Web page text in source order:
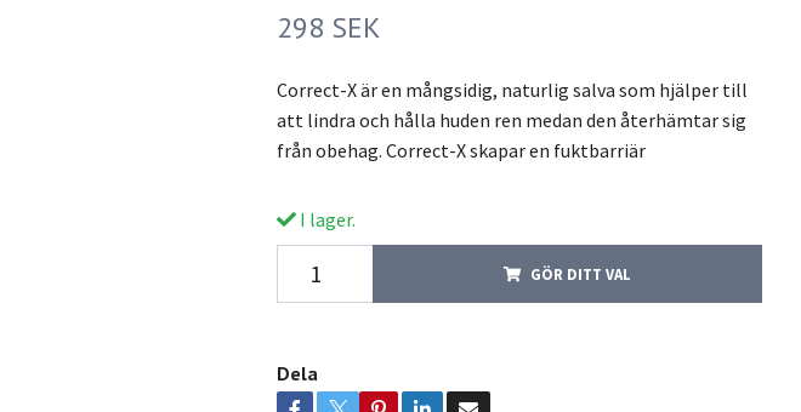
298 SEK
Correct-X är en mångsidig, naturlig salva som hjälper till
att lindra och hålla huden ren medan den återhämtar sig
från obehag. Correct-X skapar en fuktbarriär
I lager.
GÖR DITT VAL
Dela